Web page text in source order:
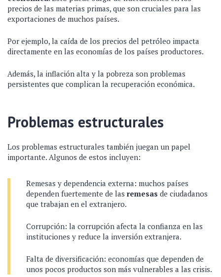
precios de las materias primas, que son cruciales para las
exportaciones de muchos países.
Por ejemplo, la caída de los precios del petróleo impacta
directamente en las economías de los países productores.
Además, la inflación alta y la pobreza son problemas
persistentes que complican la recuperación económica.
Problemas estructurales
Los problemas estructurales también juegan un papel
importante. Algunos de estos incluyen:
Remesas y dependencia externa: muchos países
dependen fuertemente de las remesas de ciudadanos
que trabajan en el extranjero.
Corrupción: la corrupción afecta la confianza en las
instituciones y reduce la inversión extranjera.
Falta de diversificación: economías que dependen de
unos pocos productos son más vulnerables a las crisis.